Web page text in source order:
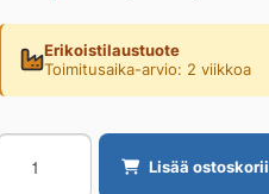
Erikoistilaustuote
Toimitusaika-arvio: 2 viikkoa
PURUS
Lisää